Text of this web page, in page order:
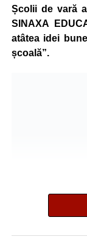
Școlii de vară
SINAXA
atâtea idei
școală”.